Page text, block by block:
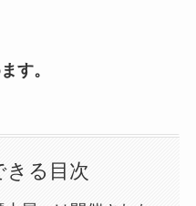
す。
きる目次